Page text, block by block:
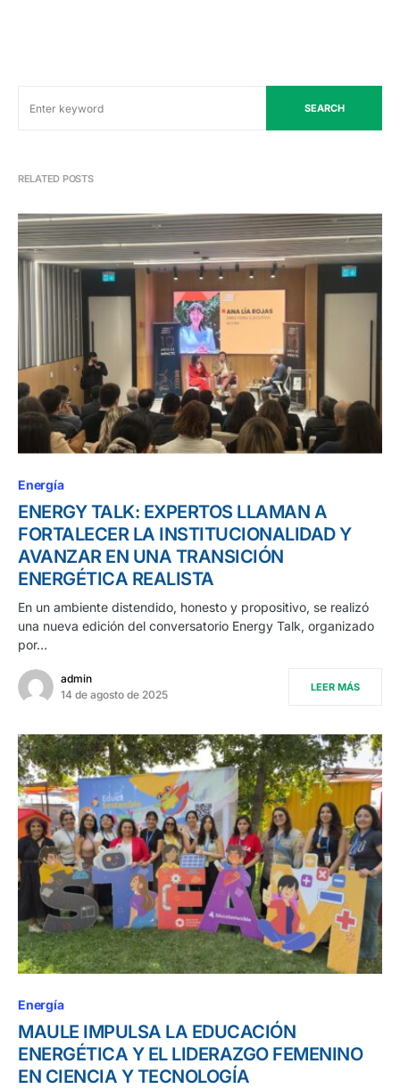
SEARCH
RELATED POSTS
Energía
ENERGY TALK: EXPERTOS LLAMAN A
FORTALECER LA INSTITUCIONALIDAD Y
AVANZAR EN UNA TRANSICIÓN
ENERGÉTICA REALISTA
En un ambiente distendido, honesto y propositivo, se realizó
una nueva edición del conversatorio Energy Talk, organizado
por…
admin
14 de agosto de 2025
LEER MÁS
Energía
MAULE IMPULSA LA EDUCACIÓN
ENERGÉTICA Y EL LIDERAZGO FEMENINO
EN CIENCIA Y TECNOLOGÍA